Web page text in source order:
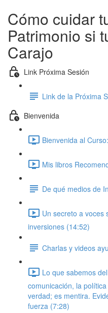
Cómo cuidar
Patrimonio si
Carajo
Link Próxima Sesión
Link de la Próxima
Bienvenida
Bienvenida al
Mis libros
De qué medios de
Un secreto a voces
inversiones (14:52)
Charlas y videos
Lo que sabemos
comunicación, la
verdad; es mentira.
fuerza (7:28)